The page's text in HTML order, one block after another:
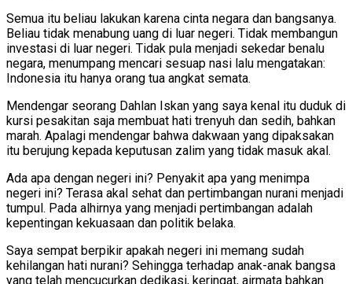
Semua itu beliau lakukan karena cinta negara dan bangsanya.
Beliau tidak menabung uang di luar negeri. Tidak membangun
investasi di luar negeri. Tidak pula menjadi sekedar benalu
negara, menumpang mencari sesuap nasi lalu mengatakan:
Indonesia itu hanya orang tua angkat semata.
Mendengar seorang Dahlan Iskan yang saya kenal itu duduk di
kursi pesakitan saja membuat hati trenyuh dan sedih, bahkan
marah. Apalagi mendengar bahwa dakwaan yang dipaksakan
itu berujung kepada keputusan zalim yang tidak masuk akal.
Ada apa dengan negeri ini? Penyakit apa yang menimpa
negeri ini? Terasa akal sehat dan pertimbangan nurani menjadi
tumpul. Pada alhirnya yang menjadi pertimbangan adalah
kepentingan kekuasaan dan politik belaka.
Saya sempat berpikir apakah negeri ini memang sudah
kehilangan hati nurani? Sehingga terhadap anak-anak bangsa
yang telah mencucurkan dedikasi, keringat, airmata bahkan